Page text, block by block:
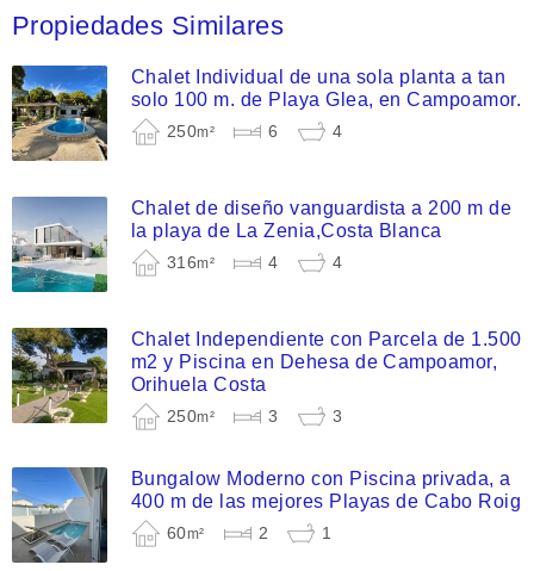
Propiedades Similares
Chalet Individual de una sola planta a tan
solo 100 m. de Playa Glea, en Campoamor.
250m² 6 4
Chalet de diseño vanguardista a 200 m de
la playa de La Zenia,Costa Blanca
316m² 4 4
Chalet Independiente con Parcela de 1.500
m2 y Piscina en Dehesa de Campoamor,
Orihuela Costa
250m² 3 3
Bungalow Moderno con Piscina privada, a
400 m de las mejores Playas de Cabo Roig
60m² 2 1